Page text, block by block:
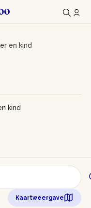
en kind
kind
Kaartweergave